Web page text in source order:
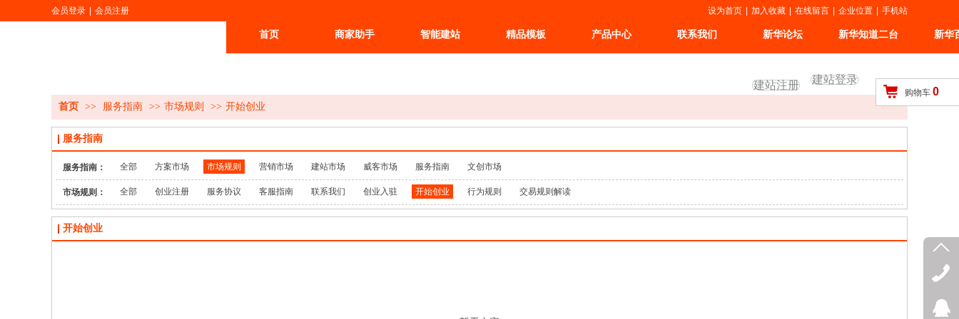
建站注册 建站登录
购物车 0
首页 商家助手 智能建站 精品模板 产品中心 联系我们 新华论坛 新华知道二台 新华
会员登录 会员注册 设为首页 加入收藏 在线留言 企业位置 手机站
首页 >> 服务指南 >> 市场规则 >> 开始创业
服务指南
服务指南： 全部 方案市场 市场规则 营销市场 建站市场 威客市场 服务指南 文创市场
市场规则： 全部 创业注册 服务协议 客服指南 联系我们 创业入驻 开始创业 行为规则 交易规则解读
开始创业